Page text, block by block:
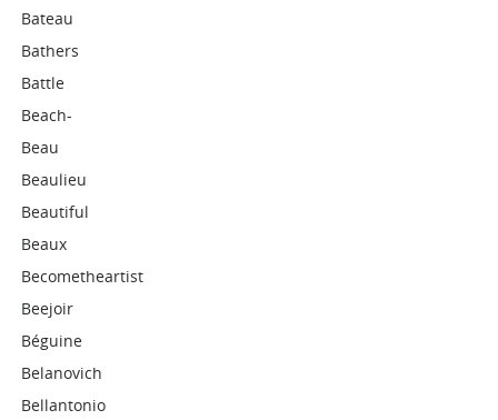
Bateau
Bathers
Battle
Beach-
Beau
Beaulieu
Beautiful
Beaux
Becometheartist
Beejoir
Béguine
Belanovich
Bellantonio